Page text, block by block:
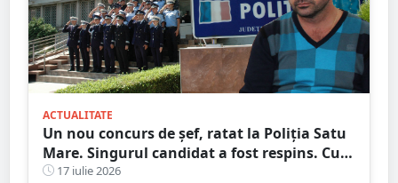
ACTUALITATE
Un nou concurs de șef, ratat la Poliția Satu
Mare. Singurul candidat a fost respins. Cum
se explică...
17 iulie 2026